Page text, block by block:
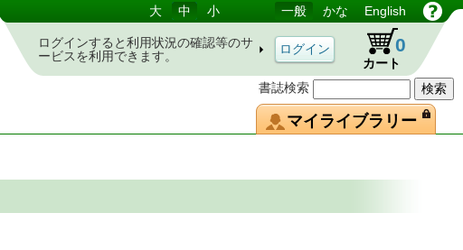
書誌検索
大 中 小 一般 かな English
ログインすると利用状況の確認等のサ
ービスを利用できます。
カート
0
マイライブラリー